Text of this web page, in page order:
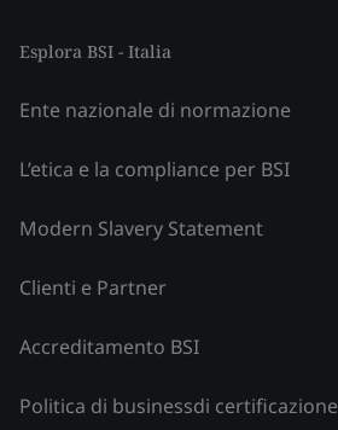
Esplora BSI - Italia
Ente nazionale di normazione
L’etica e la compliance per BSI
Modern Slavery Statement
Clienti e Partner
Accreditamento BSI
Politica di businessdi certificazione